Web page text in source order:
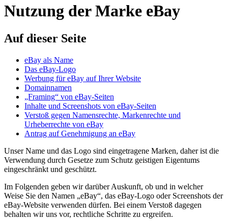
Nutzung der Marke eBay
Auf dieser Seite
eBay als Name
Das eBay-Logo
Werbung für eBay auf Ihrer Website
Domainnamen
„Framing“ von eBay-Seiten
Inhalte und Screenshots von eBay-Seiten
Verstoß gegen Namensrechte, Markenrechte und
Urheberrechte von eBay
Antrag auf Genehmigung an eBay
Unser Name und das Logo sind eingetragene Marken, daher ist die
Verwendung durch Gesetze zum Schutz geistigen Eigentums
eingeschränkt und geschützt.
Im Folgenden geben wir darüber Auskunft, ob und in welcher
Weise Sie den Namen „eBay“, das eBay-Logo oder Screenshots der
eBay-Website verwenden dürfen. Bei einem Verstoß dagegen
behalten wir uns vor, rechtliche Schritte zu ergreifen.